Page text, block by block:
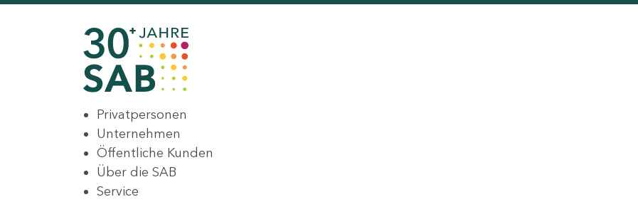
Privatpersonen
Unternehmen
Öffentliche Kunden
Über die SAB
Service